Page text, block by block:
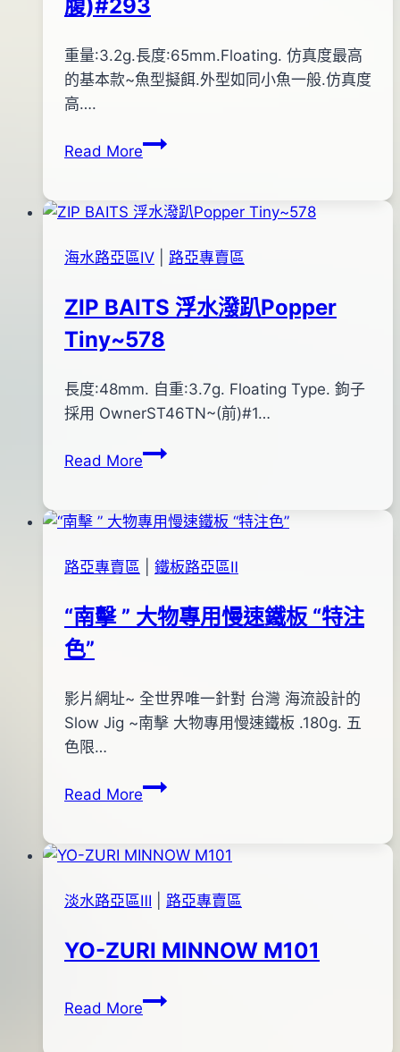
腹)#293
Bybc
pro-
shop
2014
年
05
09
年
04
01
日
重量:3.2g.長度:65mm.Floating. 仿真度最高
的基本款~魚型擬餌.外型如同小魚一般.仿真度
高….
Read MoreEVO
米
(藍
虎
斑
腹)#293
海水路亞區Ⅳ 路亞專賣區
ZIP BAITS 浮水潑趴Popper
Tiny~578
Bybc
pro-
2015
年
月
日
2016
年
月
06
日
長度:48mm. 自重:3.7g. Floating Type. 鉤子
採用 OwnerST46TN~(前)#1…
Read MoreZIP
水
趴
Tiny~578
路亞專賣區 鐵板路亞區Ⅱ
“南擊 ” 大物專用慢速鐵板 “特注
色”
Bybc
pro-
shop
2015
年
02
14
年
09
04
日
影片網址~ 全世界唯一針對 台灣 海流設計的
Slow Jig ~南擊 大物專用慢速鐵板 .180g. 五
色限…
Read More“南
大
專
慢
鐵
淡水路亞區Ⅲ 路亞專賣區
YO-ZURI MINNOW M101
By
bc
2014
Read MoreYO-